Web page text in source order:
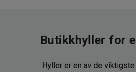
Butikkhyller for
Hyller er en av de